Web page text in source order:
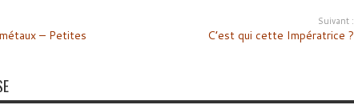
– Petites
Suivant :
C’est qui cette Impératrice ?